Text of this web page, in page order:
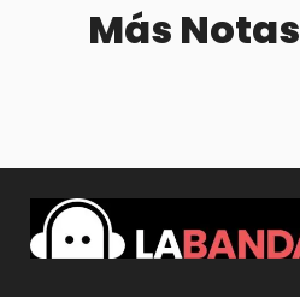
Más Notas